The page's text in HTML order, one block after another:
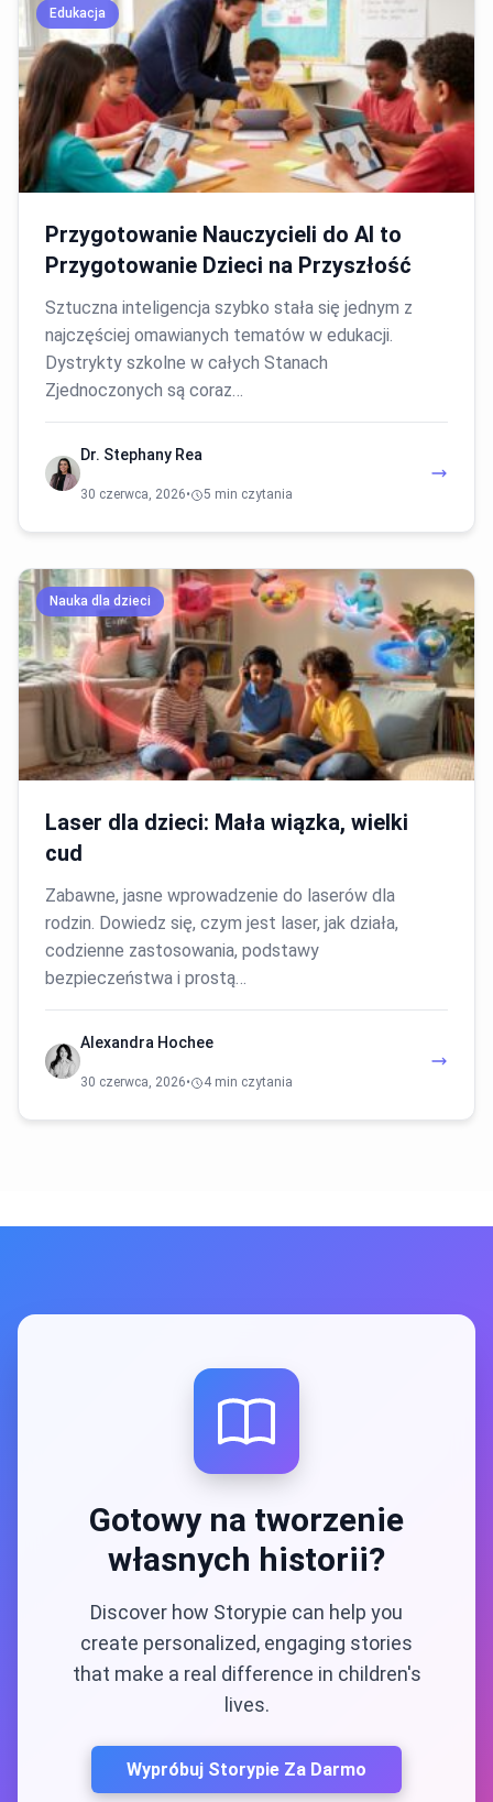
Edukacja
Przygotowanie Nauczycieli do AI to
Przygotowanie Dzieci na Przyszłość
Sztuczna inteligencja szybko stała się jednym z
najczęściej omawianych tematów w edukacji.
Dystrykty szkolne w całych Stanach
Zjednoczonych są coraz…
Dr. Stephany Rea
30 czerwca, 2026• 5 min czytania
Nauka dla dzieci
Laser dla dzieci: Mała wiązka, wielki
cud
Zabawne, jasne wprowadzenie do laserów dla
rodzin. Dowiedz się, czym jest laser, jak działa,
codzienne zastosowania, podstawy
bezpieczeństwa i prostą…
Alexandra Hochee
30 czerwca, 2026• 4 min czytania
Gotowy na tworzenie
własnych historii?
Discover how Storypie can help you
create personalized, engaging stories
that make a real difference in children's
lives.
Wypróbuj Storypie Za Darmo